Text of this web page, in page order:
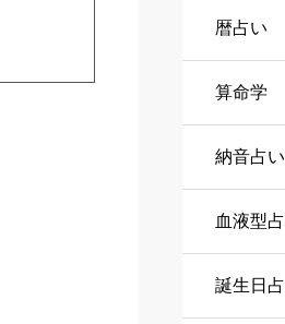
暦占い
算命学
納音占い
血液型
誕生日